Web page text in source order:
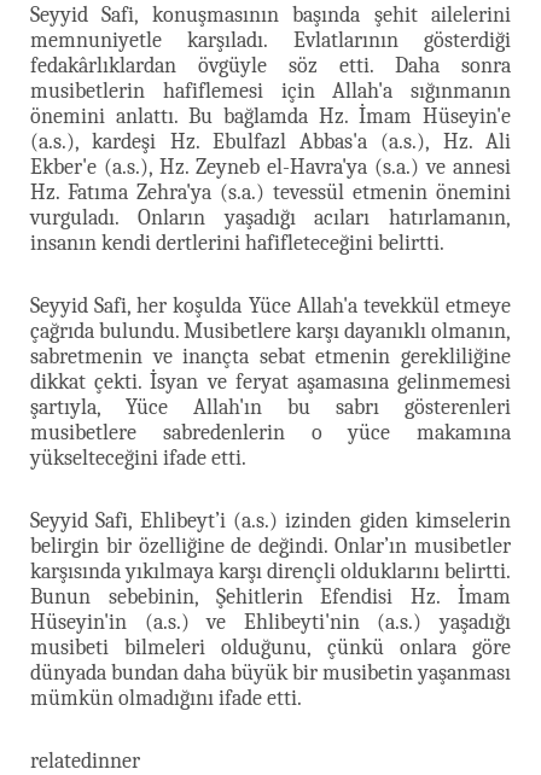
Seyyid Safi, konuşmasının başında şehit ailelerini
memnuniyetle karşıladı. Evlatlarının gösterdiği
fedakârlıklardan övgüyle söz etti. Daha sonra
musibetlerin hafiflemesi için Allah'a sığınmanın
önemini anlattı. Bu bağlamda Hz. İmam Hüseyin'e
(a.s.), kardeşi Hz. Ebulfazl Abbas'a (a.s.), Hz. Ali
Ekber'e (a.s.), Hz. Zeyneb el-Havra'ya (s.a.) ve annesi
Hz. Fatıma Zehra'ya (s.a.) tevessül etmenin önemini
vurguladı. Onların yaşadığı acıları hatırlamanın,
insanın kendi dertlerini hafifleteceğini belirtti.
Seyyid Safi, her koşulda Yüce Allah'a tevekkül etmeye
çağrıda bulundu. Musibetlere karşı dayanıklı olmanın,
sabretmenin ve inançta sebat etmenin gerekliliğine
dikkat çekti. İsyan ve feryat aşamasına gelinmemesi
şartıyla, Yüce Allah'ın bu sabrı gösterenleri
musibetlere sabredenlerin o yüce makamına
yükselteceğini ifade etti.
Seyyid Safi, Ehlibeyt’i (a.s.) izinden giden kimselerin
belirgin bir özelliğine de değindi. Onlar’ın musibetler
karşısında yıkılmaya karşı dirençli olduklarını belirtti.
Bunun sebebinin, Şehitlerin Efendisi Hz. İmam
Hüseyin'in (a.s.) ve Ehlibeyti'nin (a.s.) yaşadığı
musibeti bilmeleri olduğunu, çünkü onlara göre
dünyada bundan daha büyük bir musibetin yaşanması
mümkün olmadığını ifade etti.
relatedinner